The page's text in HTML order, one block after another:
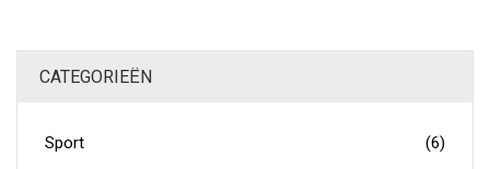
CATEGORIEËN
Sport
(6)